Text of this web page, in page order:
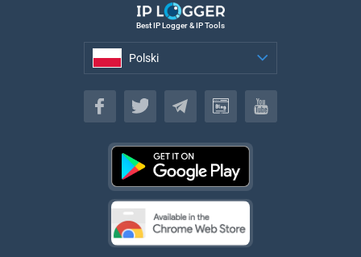
Best IP Logger & IP Tools
Polski
Polski